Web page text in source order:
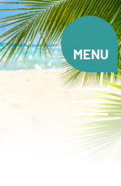
MENU